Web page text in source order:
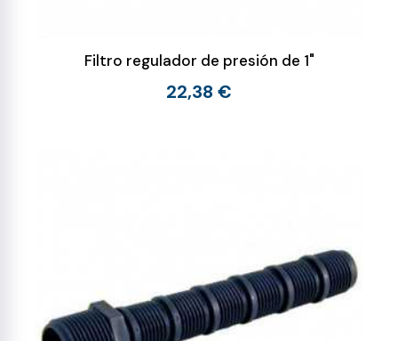
Filtro regulador de presión de 1"
22,38 €